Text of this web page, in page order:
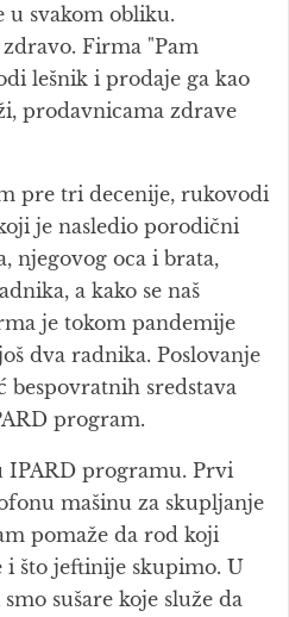
u svakom obliku.
Firma "Pam
lešnik i prodaje ga kao
prodavnicama zdrave
pre tri decenije, rukovodi
je nasledio porodični
njegovog oca i brata,
a kako se naš
je tokom pandemije
dva radnika. Poslovanje
sredstava
program.
IPARD programu. Prvi
mašinu za skupljanje
pomaže da rod koji
i što jeftinije skupimo. U
sušare koje služe da